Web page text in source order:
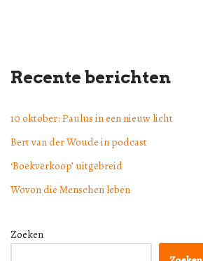
Recente berichten
10 oktober: Paulus in een nieuw licht
Bert van der Woude in podcast
‘Boekverkoop’ uitgebreid
Wovon die Menschen leben
Zoeken